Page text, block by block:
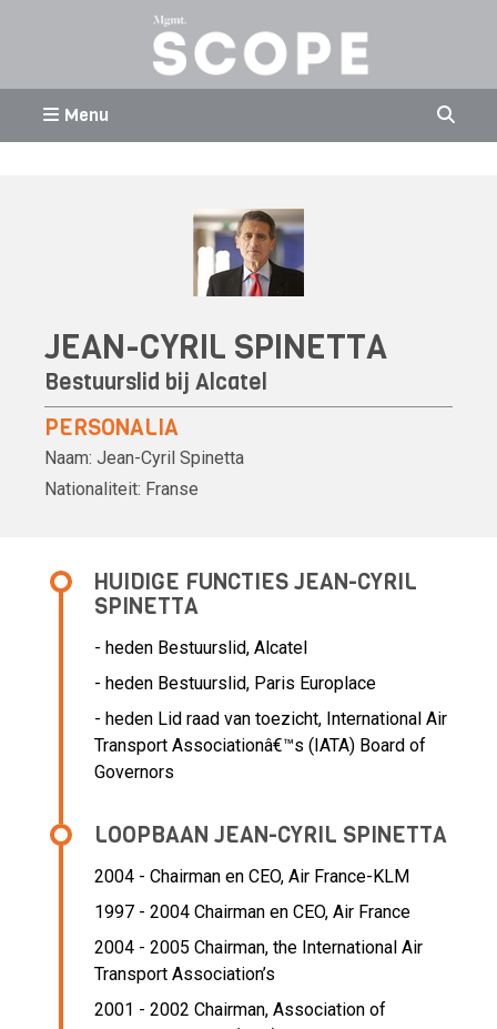
Menu
JEAN-CYRIL SPINETTA
Bestuurslid bij Alcatel
PERSONALIA
Naam: Jean-Cyril Spinetta
Nationaliteit: Franse
HUIDIGE FUNCTIES JEAN-CYRIL
SPINETTA
- heden Bestuurslid, Alcatel
- heden Bestuurslid, Paris Europlace
- heden Lid raad van toezicht, International Air
Transport Associationâ€™s (IATA) Board of
Governors
LOOPBAAN JEAN-CYRIL SPINETTA
2004 - Chairman en CEO, Air France-KLM
1997 - 2004 Chairman en CEO, Air France
2004 - 2005 Chairman, the International Air
Transport Association’s
2001 - 2002 Chairman, Association of